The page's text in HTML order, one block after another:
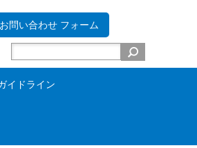
お問い合わせ フォーム
イドライン